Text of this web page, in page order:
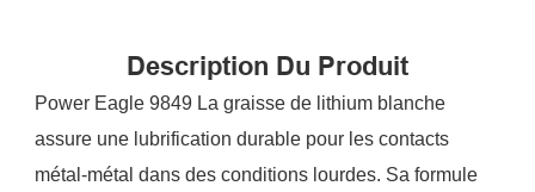
Description Du Produit
Power Eagle 9849 La graisse de lithium blanche
assure une lubrification durable pour les contacts
métal-métal dans des conditions lourdes. Sa formule